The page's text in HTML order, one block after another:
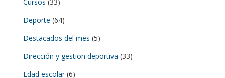
Cursos (33)
Deporte (64)
Destacados del mes (5)
Dirección y gestion deportiva (33)
Edad escolar(6)